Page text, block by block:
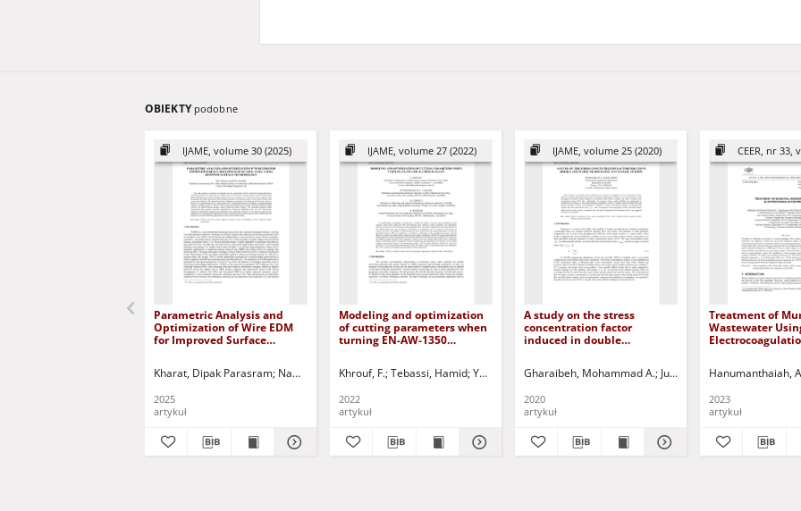
OBIEKTY podobne
IJAME, volume 30 (2025)
Parametric Analysis and
Optimization of Wire EDM
for Improved Surface
Methodology
Kharat, Dipak Parasram Nawathe, Mahendra P. Jurczak, Paweł - red.
2025
artykuł
IJAME, volume 27 (2022)
Modeling and optimization
of cutting parameters when
turning EN-AW-1350
Khrouf, F. Tebassi, Hamid Yallese, M.A. Chaoui, Kamel Haddad, A. Jurczak, Paweł - red.
2022
artykuł
IJAME, volume 25 (2020)
A study on the stress
concentration factor
induced in double
Gharaibeh, Mohammad A. Jurczak, Paweł - red.
2020
artykuł
CEER, nr 33,
Treatment of
Wastewater
Hanumanthaiah,
2023
artykuł